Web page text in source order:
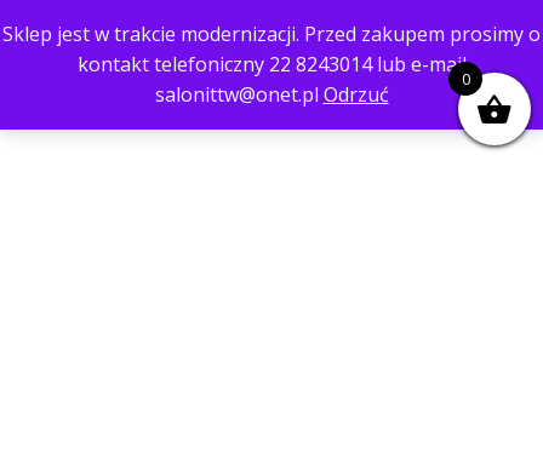
Sklep jest w trakcie modernizacji. Przed zakupem prosimy o
kontakt telefoniczny 22 8243014 lub e-mail
salonittw@onet.pl Odrzuć
0